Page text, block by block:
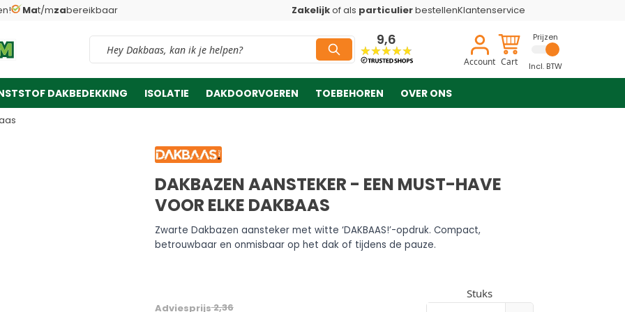
Mat/mzabereikbaar Zakelijkof als particulierbestellenKlantenservice
Vind snel jouw product 9,6
Account Cart
Prijzen
Incl. BTW
DAKBEDEKKING ISOLATIE DAKDOORVOEREN TOEBEHOREN OVER ONS
DAKBAZEN AANSTEKER - EEN MUST-HAVE
VOOR ELKE DAKBAAS
Zwarte Dakbazen aansteker met witte ‘DAKBAAS!’-opdruk. Compact,
betrouwbaar en onmisbaar op het dak of tijdens de pauze.
Adviesprijs2,36
Stuks